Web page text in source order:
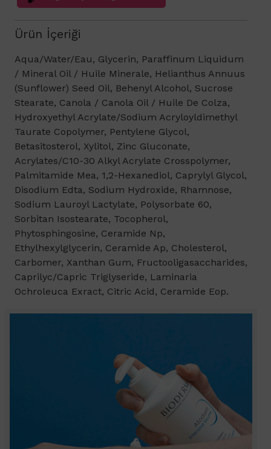
Ürün İçeriği
Aqua/Water/Eau, Glycerin, Paraffinum Liquidum
/ Mineral Oil / Huile Minerale, Helianthus Annuus
(Sunflower) Seed Oil, Behenyl Alcohol, Sucrose
Stearate, Canola / Canola Oil / Huile De Colza,
Hydroxyethyl Acrylate/Sodium Acryloyldimethyl
Taurate Copolymer, Pentylene Glycol,
Betasitosterol, Xylitol, Zinc Gluconate,
Acrylates/C10-30 Alkyl Acrylate Crosspolymer,
Palmitamide Mea, 1,2-Hexanediol, Caprylyl Glycol,
Disodium Edta, Sodium Hydroxide, Rhamnose,
Sodium Lauroyl Lactylate, Polysorbate 60,
Sorbitan Isostearate, Tocopherol,
Phytosphingosine, Ceramide Np,
Ethylhexylglycerin, Ceramide Ap, Cholesterol,
Carbomer, Xanthan Gum, Fructooligasaccharides,
Caprilyc/Capric Triglyseride, Laminaria
Ochroleuca Exract, Citric Acid, Ceramide Eop.